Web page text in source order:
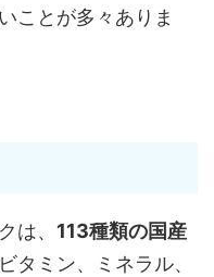
ことが多々ありま
は、 113種類の国産
タミン、ミネラル、